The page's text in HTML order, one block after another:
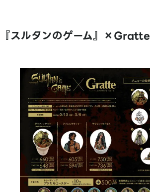
『スルタンのゲーム』×Gratte